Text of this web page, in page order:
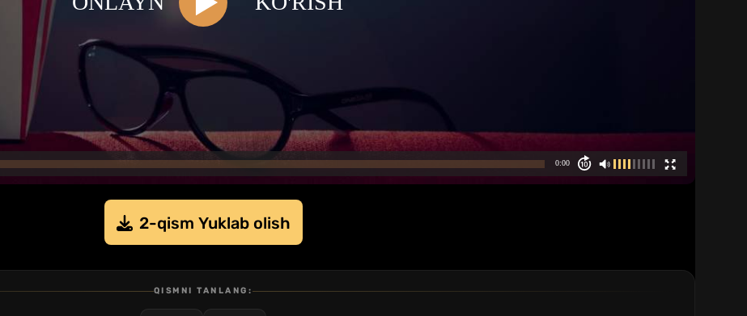
2-qism Yuklab olish
QISMNI TANLANG: